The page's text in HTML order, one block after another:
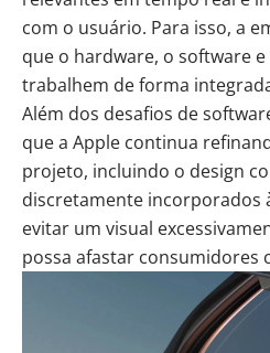
com o usuário. Para isso, a
que o hardware, o software
trabalhem de forma
Além dos desafios de
que a Apple continua
projeto, incluindo o design
discretamente incorporados
evitar um visual
possa afastar consumidores